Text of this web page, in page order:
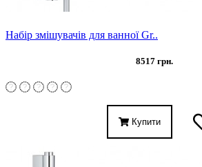
Набір змішувачів для ванної Gr..
8517 грн.
Купити